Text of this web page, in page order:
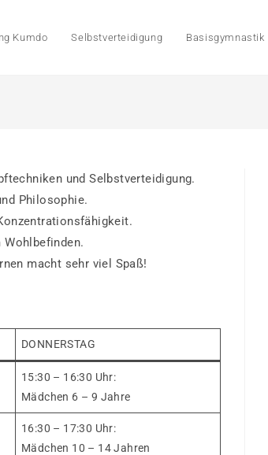
Kumdo Selbstverteidigung Basisgymnastik
und Selbstverteidigung.
Philosophie.
Wohlbefinden.
macht sehr viel Spaß!
DONNERSTAG
15:30 – 16:30 Uhr:
Mädchen 6 – 9 Jahre
16:30 – 17:30 Uhr:
Mädchen 10 – 14 Jahren